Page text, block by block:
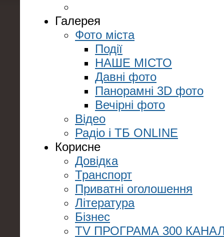
Галерея
Фото міста
Події
НАШЕ МІСТО
Давні фото
Панорамні 3D фото
Вечірні фото
Відео
Радіо і ТБ ONLINE
Корисне
Довідка
Транспорт
Приватні оголошення
Література
Бізнес
TV ПРОГРАМА 300